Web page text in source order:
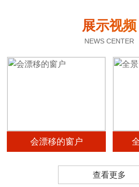
展示视频
NEWS CENTER
会漂移的窗户
查看更多